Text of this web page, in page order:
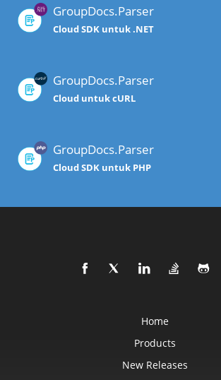
GroupDocs.Parser
Cloud SDK untuk .NET
GroupDocs.Parser
Cloud untuk cURL
GroupDocs.Parser
Cloud SDK untuk PHP
Home
Products
New Releases